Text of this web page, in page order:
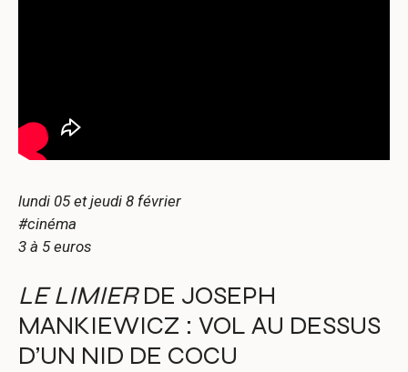
lundi 05 et jeudi 8 février
#cinéma
3 à 5 euros
LE LIMIERDE JOSEPH
MANKIEWICZ : VOL AU DESSUS
D’UN NID DE COCU